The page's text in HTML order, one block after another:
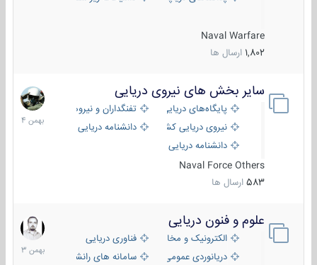
Naval Warfare
1,802 ارسال ها
سایر بخش های نیروی دریایی
پایگاه‌های دریایی
تفنگداران و نیروهای ویژه‌ی دریایی
نیروی دریایی کشورهای مختلفدانشنامه دریایی
دانشنامه دریایی کپی
Naval Force Others
583 ارسال ها
22
بهمن
1404
علوم و فنون دریایی
الکترونیک و مخابرات دریاییفناوری دریایی
دریانوردی عمومی
سامانه های رانشی دریایی
6
بهمن
1403